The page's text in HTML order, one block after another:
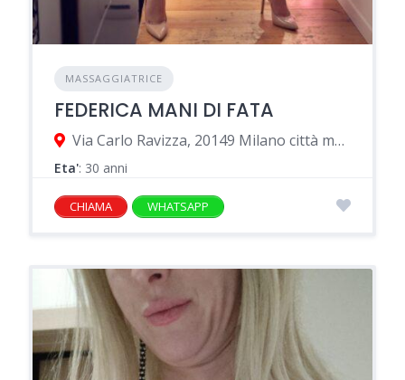
MASSAGGIATRICE
FEDERICA MANI DI FATA
Via Carlo Ravizza, 20149 Milano città metropolitana di Milano, Italia
Eta': 30 anni
CHIAMA WHATSAPP